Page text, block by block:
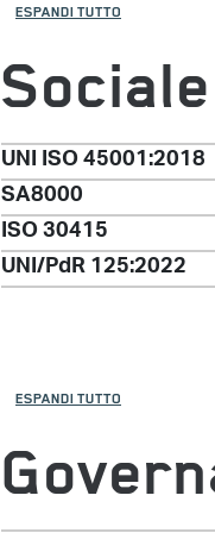
ESPANDI TUTTO
Sociale
UNI ISO 45001:2018
SA8000
ISO 30415
UNI/PdR 125:2022
ESPANDI TUTTO